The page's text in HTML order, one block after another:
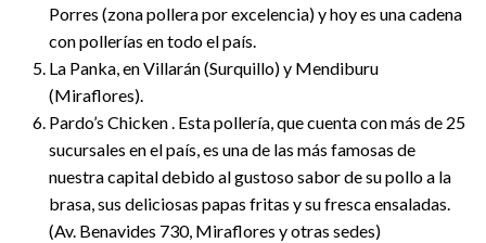
Porres (zona pollera por excelencia) y hoy es una cadena
con pollerías en todo el país.
La Panka, en Villarán (Surquillo) y Mendiburu
(Miraflores).
Pardo’s Chicken . Esta pollería, que cuenta con más de 25
sucursales en el país, es una de las más famosas de
nuestra capital debido al gustoso sabor de su pollo a la
brasa, sus deliciosas papas fritas y su fresca ensaladas.
(Av. Benavides 730, Miraflores y otras sedes)